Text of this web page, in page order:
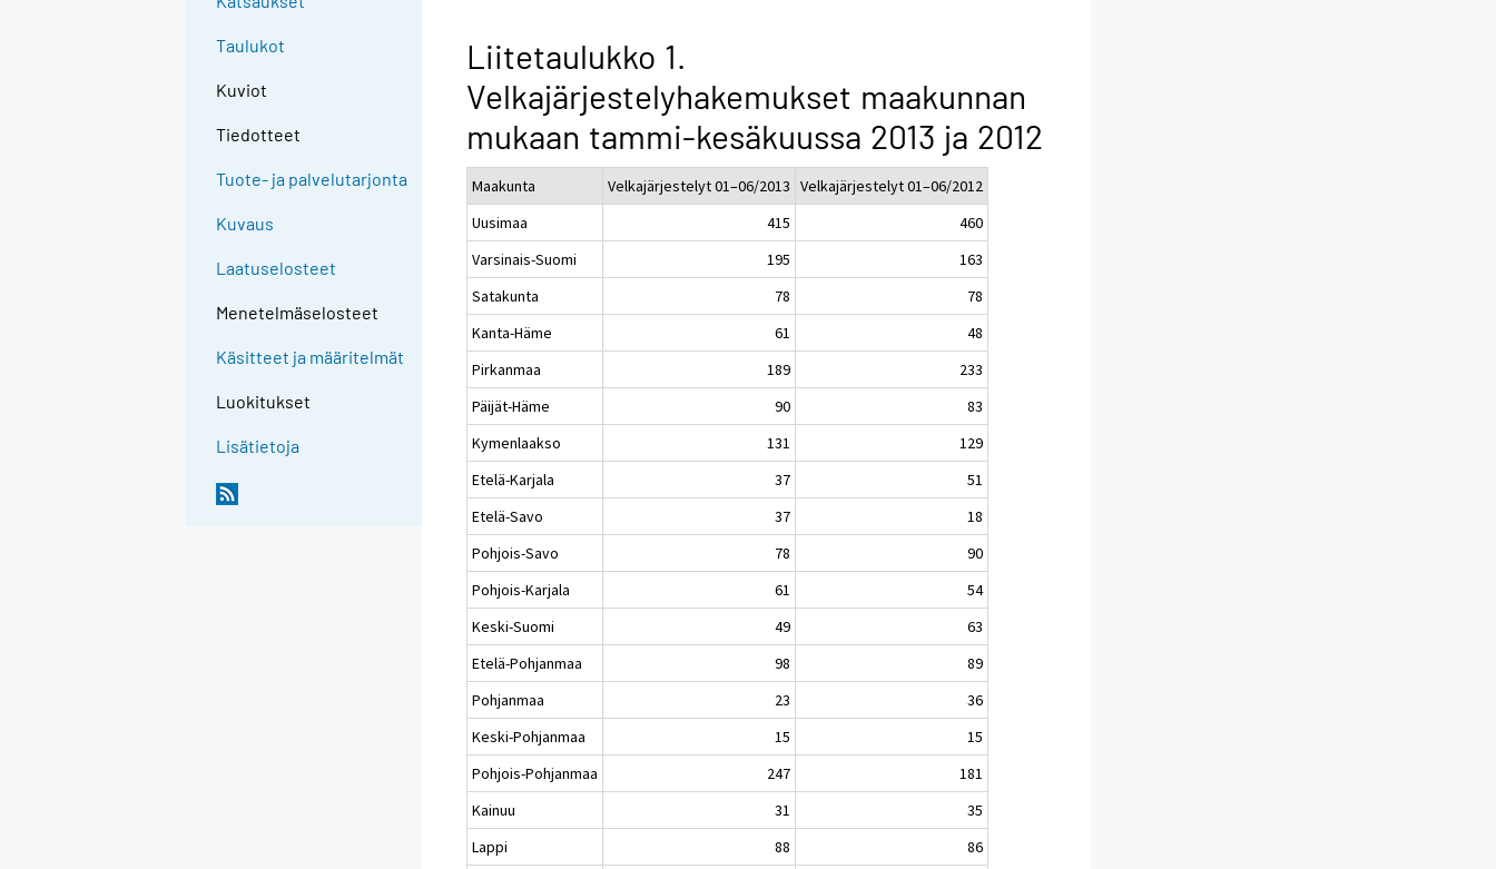
Taulukot
Kuviot
Tiedotteet
Tuote- ja palvelutarjonta
Kuvaus
Laatuselosteet
Menetelmäselosteet
Käsitteet ja määritelmät
Luokitukset
Lisätietoja
Liitetaulukko 1.
Velkajärjestelyhakemukset maakunnan
mukaan tammi-kesäkuussa 2013 ja 2012
Maakunta Velkajärjestelyt 01–06/2013 Velkajärjestelyt 01–06/2012
Uusimaa
415
460
Varsinais-Suomi
195
163
Satakunta
78
78
Kanta-Häme
61
48
Pirkanmaa
189
233
Päijät-Häme
90
83
Kymenlaakso
131
129
Etelä-Karjala
37
51
Etelä-Savo
37
18
Pohjois-Savo
78
90
Pohjois-Karjala
61
54
Keski-Suomi
49
63
Etelä-Pohjanmaa
98
89
Pohjanmaa
23
36
Keski-Pohjanmaa
15
15
Pohjois-Pohjanmaa
247
181
Kainuu
31
35
Lappi
88
86